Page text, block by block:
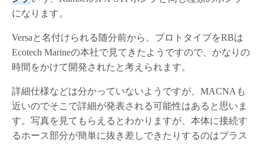
になります。
Versaと名付けられる随分前から、プロトタイプをRBは
Ecotech Marineの本社で見てきたようですので、かなりの
時間をかけて開発されたと考えられます。
詳細仕様などは分かっていないようですが、MACNAも
近いのでそこで詳細が発表される可能性はあると思いま
す。写真を見てもらえるとわかりますが、本体に接続す
るホース部分が簡単に抜き差しできたりするのはプラス